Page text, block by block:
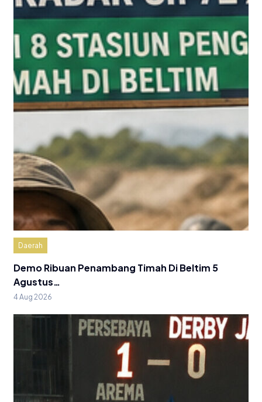
Daerah
Demo Ribuan Penambang Timah Di Beltim 5
Agustus…
4 Aug 2026